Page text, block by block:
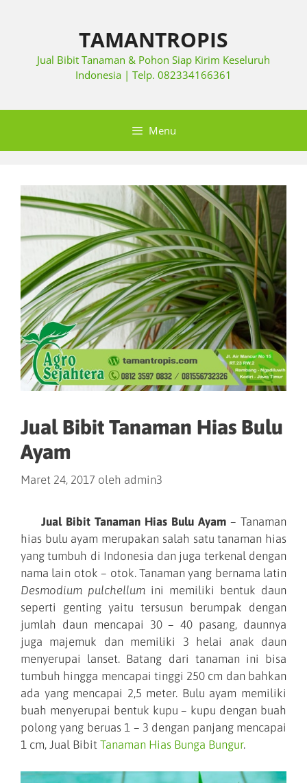
TAMANTROPIS
Jual Bibit Tanaman & Pohon Siap Kirim Keseluruh
Indonesia | Telp. 082334166361
Menu
Jual Bibit Tanaman Hias Bulu
Ayam
Maret 24, 2017 oleh admin3
Jual Bibit Tanaman Hias Bulu Ayam – Tanaman
hias bulu ayam merupakan salah satu tanaman hias
yang tumbuh di Indonesia dan juga terkenal dengan
nama lain otok – otok. Tanaman yang bernama latin
Desmodium pulchellum ini memiliki bentuk daun
seperti genting yaitu tersusun berumpak dengan
jumlah daun mencapai 30 – 40 pasang, daunnya
juga majemuk dan memiliki 3 helai anak daun
menyerupai lanset. Batang dari tanaman ini bisa
tumbuh hingga mencapai tinggi 250 cm dan bahkan
ada yang mencapai 2,5 meter. Bulu ayam memiliki
buah menyerupai bentuk kupu – kupu dengan buah
polong yang beruas 1 – 3 dengan panjang mencapai
1 cm, Jual Bibit Tanaman Hias Bunga Bungur.